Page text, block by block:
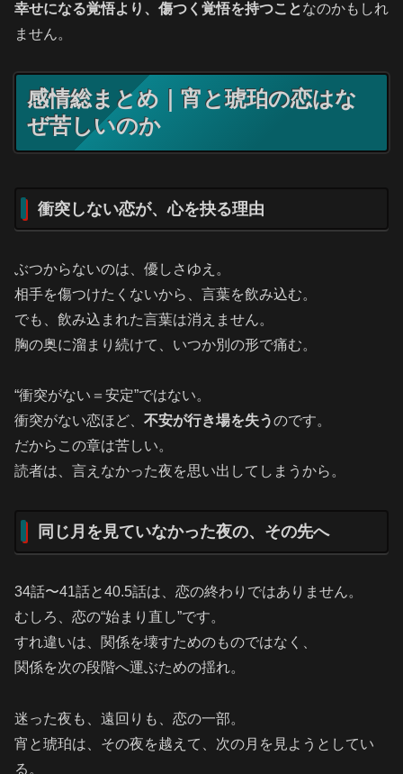
幸せになる覚悟より、傷つく覚悟を持つことなのかもしれ
ません。
感情総まとめ｜宵と琥珀の恋はな
ぜ苦しいのか
衝突しない恋が、心を抉る理由
ぶつからないのは、優しさゆえ。
相手を傷つけたくないから、言葉を飲み込む。
でも、飲み込まれた言葉は消えません。
胸の奥に溜まり続けて、いつか別の形で痛む。
“衝突がない＝安定”ではない。
衝突がない恋ほど、 不安が行き場を失うのです。
だからこの章は苦しい。
読者は、言えなかった夜を思い出してしまうから。
同じ月を見ていなかった夜の、その先へ
34話〜41話と40.5話は、恋の終わりではありません。
むしろ、恋の“始まり直し”です。
すれ違いは、関係を壊すためのものではなく、
関係を次の段階へ運ぶための揺れ。
迷った夜も、遠回りも、恋の一部。
宵と琥珀は、その夜を越えて、次の月を見ようとしてい
る。